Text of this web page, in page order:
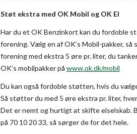
Støt ekstra med OK Mobil og OK El
Har du et OK Benzinkort kan du fordoble
forening. Vælg en af OK’s Mobil-pakker,
forening med ekstra 5 øre pr. liter, du
OK’s mobilpakker på www.ok.dk/mobil
Du kan også fordoble støtten, hvis du
Så støtter du med 5 øre ekstra pr. liter,
Det er nemt og hurtigt at skifte elselskab.
på 70 10 20 33, så sørger de for det hele.